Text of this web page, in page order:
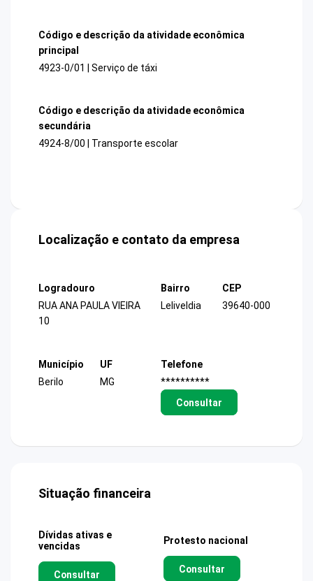
Código e descrição da atividade econômica
principal
4923-0/01 | Serviço de táxi
Código e descrição da atividade econômica
secundária
4924-8/00 | Transporte escolar
Localização e contato da empresa
Logradouro
RUA ANA PAULA VIEIRA
10
Bairro
Leliveldia
CEP
39640-000
Município
Berilo
UF
MG
Telefone
**********
Consultar
Situação financeira
Dívidas ativas e
vencidas
Consultar
Protesto nacional
Consultar